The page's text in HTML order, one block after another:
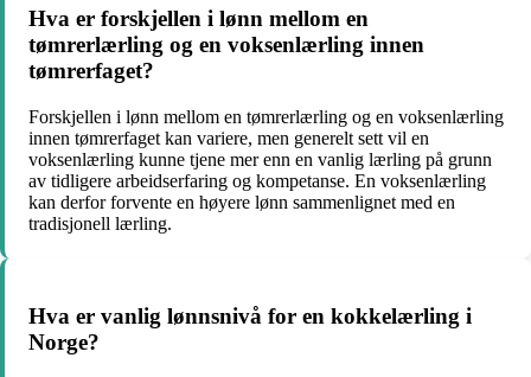
Hva er forskjellen i lønn mellom en
tømrerlærling og en voksenlærling innen
tømrerfaget?
Forskjellen i lønn mellom en tømrerlærling og en voksenlærling
innen tømrerfaget kan variere, men generelt sett vil en
voksenlærling kunne tjene mer enn en vanlig lærling på grunn
av tidligere arbeidserfaring og kompetanse. En voksenlærling
kan derfor forvente en høyere lønn sammenlignet med en
tradisjonell lærling.
Hva er vanlig lønnsnivå for en kokkelærling i
Norge?